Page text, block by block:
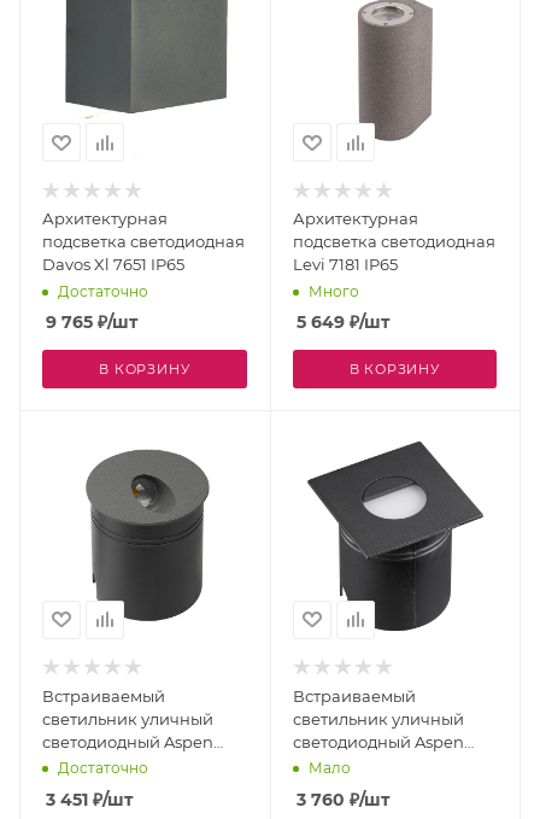
Архитектурная
подсветка светодиодная
Davos Xl 7651 IP65
Достаточно
9 765 ₽/шт
В КОРЗИНУ
Архитектурная
подсветка светодиодная
Levi 7181 IP65
Много
5 649₽/шт
В КОРЗИНУ
Встраиваемый
светильник уличный
светодиодный Aspen
7021 IP65
Достаточно
3 451 ₽/шт
Встраиваемый
светильник уличный
светодиодный Aspen
7031 IP65
Мало
3 760 ₽/шт